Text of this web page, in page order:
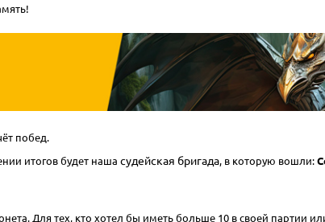
побед.
итогов будет наша судейская бригада, в которую вошли:
Для тех, кто хотел бы иметь больше 10 в своей партии